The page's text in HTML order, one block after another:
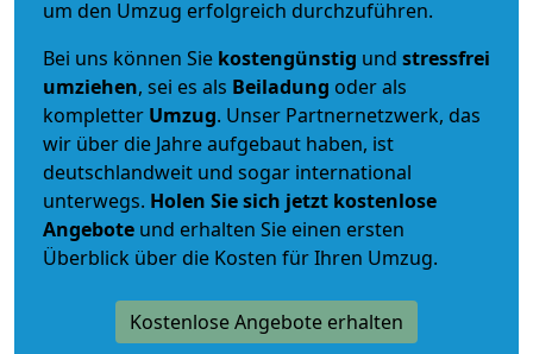
um den Umzug erfolgreich durchzuführen.
Bei uns können Sie kostengünstig und stressfrei
umziehen, sei es als Beiladung oder als
kompletter Umzug. Unser Partnernetzwerk, das
wir über die Jahre aufgebaut haben, ist
deutschlandweit und sogar international
unterwegs. Holen Sie sich jetzt kostenlose
Angebote und erhalten Sie einen ersten
Überblick über die Kosten für Ihren Umzug.
Kostenlose Angebote erhalten